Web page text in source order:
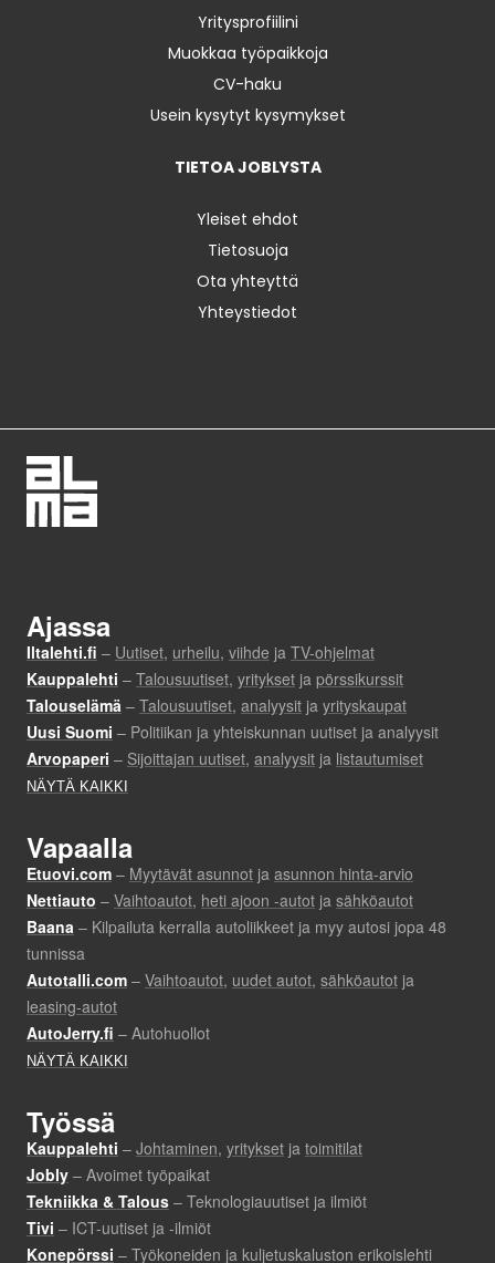
Yritysprofiilini
Muokkaa työpaikkoja
CV-haku
Usein kysytyt kysymykset
TIETOA JOBLYSTA
Yleiset ehdot
Tietosuoja
Ota yhteyttä
Yhteystiedot